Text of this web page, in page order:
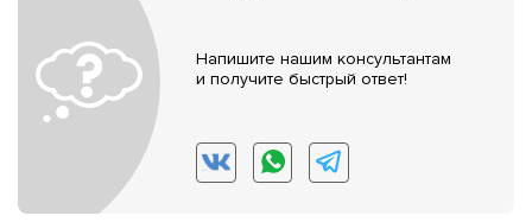
Напишите нашим консультантам
и получите быстрый ответ!